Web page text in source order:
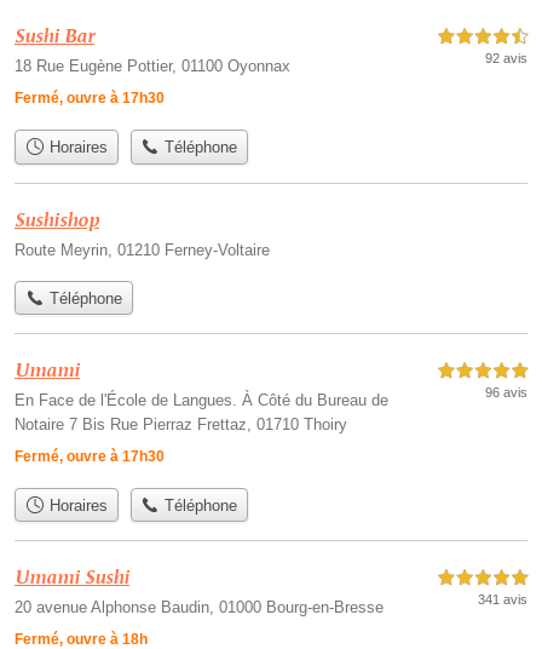
Sushi Bar
18 Rue Eugène Pottier, 01100 Oyonnax
Fermé, ouvre à 17h30
4,5 étoiles sur 5
92 avis
Horaires Téléphone
Sushishop
Route Meyrin, 01210 Ferney-Voltaire
Téléphone
Umami
En Face de l'École de Langues. À Côté du Bureau de
Notaire 7 Bis Rue Pierraz Frettaz, 01710 Thoiry
Fermé, ouvre à 17h30
5,0 étoiles sur 5
96 avis
Horaires Téléphone
Umami Sushi
20 avenue Alphonse Baudin, 01000 Bourg-en-Bresse
Fermé, ouvre à 18h
5,0 étoiles sur 5
341 avis